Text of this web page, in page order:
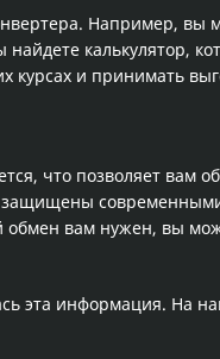
Например, вы
калькулятор,
курсах и принимать
что позволяет вам
вам нужен, вы
эта информация. На